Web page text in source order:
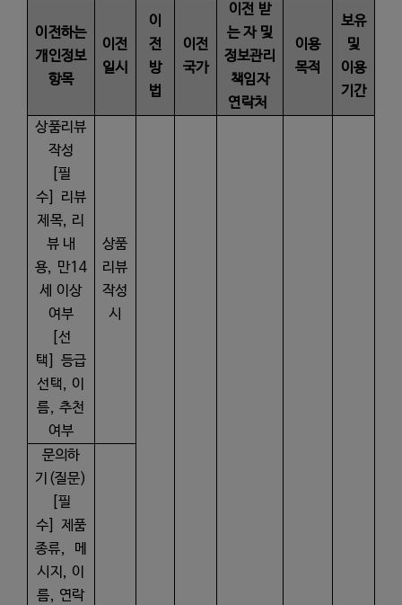
이전하는
개인정보
항목
이전
일시
이
전
방
법
이전
국가
이전 받
는 자 및
정보관리
책임자
연락처
이용
목적
보유
및
이용
기간
상품리뷰
작성
필
수
리뷰
제목, 리
뷰 내
용, 만14
세 이상
여부
선
택
등급
선택 , 이
름,추천
여부
상품
리뷰
작성
시
문의하
기 (질문)
필
수
제품
종류, 메
시지 , 이
름, 연락